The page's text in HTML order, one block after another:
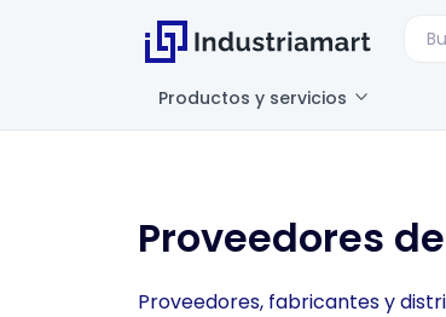
Productos y servicios
Proveedores
Proveedores, fabricantes y